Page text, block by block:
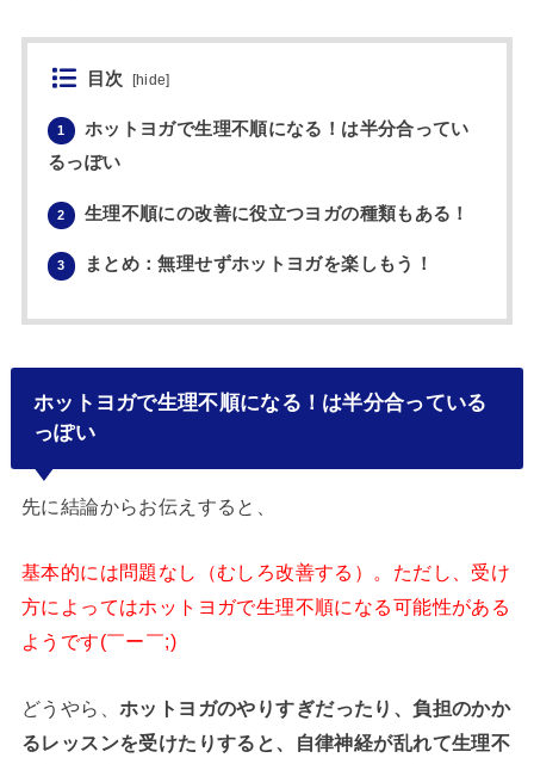
目次 [hide]
1
ホットヨガで生理不順になる！は半分合ってい
るっぽい
2 生理不順にの改善に役立つヨガの種類もある！
3 まとめ：無理せずホットヨガを楽しもう！
ホットヨガで生理不順になる！は半分合っている
っぽい
先に結論からお伝えすると、
基本的には問題なし（むしろ改善する）。ただし、受け
方によってはホットヨガで生理不順になる可能性がある
ようです(￣ー￣;)
どうやら、 ホットヨガのやりすぎだったり、負担のかか
るレッスンを受けたりすると、自律神経が乱れて生理不